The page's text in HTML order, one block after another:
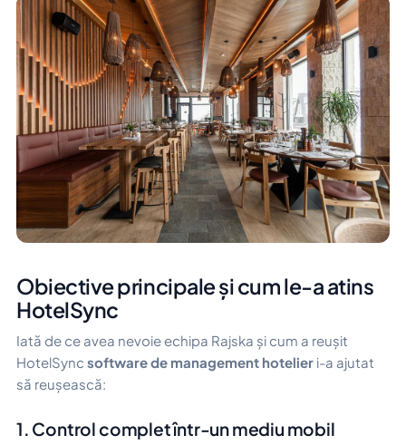
Obiective principale și cum le-a atins
HotelSync
Iată de ce avea nevoie echipa Rajska și cum a reușit
HotelSync software de management hotelier i-a ajutat
să reușească:
1. Control complet într-un mediu mobil